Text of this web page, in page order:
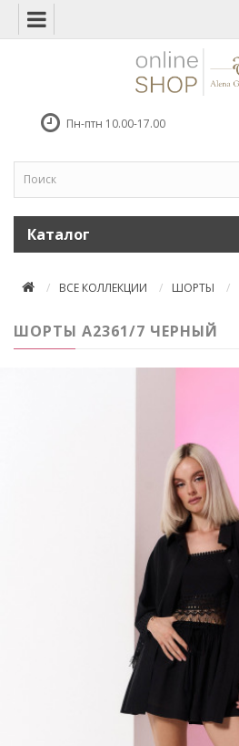
Пн-птн 10.00-17.00
Каталог
ВСЕ КОЛЛЕКЦИИ ШОРТЫ
ШОРТЫ А2361/7 ЧЕРНЫЙ